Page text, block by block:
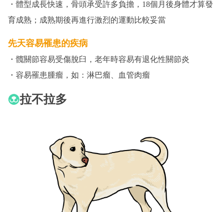
・體型成長快速，骨頭承受許多負擔，18個月後身體才算發
育成熟；成熟期後再進行激烈的運動比較妥當
先天容易罹患的疾病
・髖關節容易受傷脫臼，老年時容易有退化性關節炎
・容易罹患腫瘤，如：淋巴瘤、血管肉瘤
拉不拉多